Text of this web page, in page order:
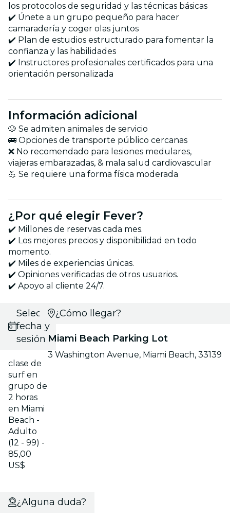
los protocolos de seguridad y las técnicas básicas
✔️ Únete a un grupo pequeño para hacer
camaradería y coger olas juntos
✔️ Plan de estudios estructurado para fomentar la
confianza y las habilidades
✔️ Instructores profesionales certificados para una
orientación personalizada
Información adicional
🐶 Se admiten animales de servicio
🚌 Opciones de transporte público cercanas
❌ No recomendado para lesiones medulares,
viajeras embarazadas, & mala salud cardiovascular
💪 Se requiere una forma física moderada
¿Por qué elegir Fever?
✔️ Millones de reservas cada mes.
✔️ Los mejores precios y disponibilidad en todo
momento.
✔️ Miles de experiencias únicas.
✔️ Opiniones verificadas de otros usuarios.
✔️ Apoyo al cliente 24/7.
Selecciona
fecha y
sesión
clase de
surf en
grupo de
2 horas
en Miami
Beach -
Adulto
(12 - 99) -
85,00
US$
¿Cómo llegar?
Miami Beach Parking Lot
3 Washington Avenue, Miami Beach, 33139
¿Alguna duda?